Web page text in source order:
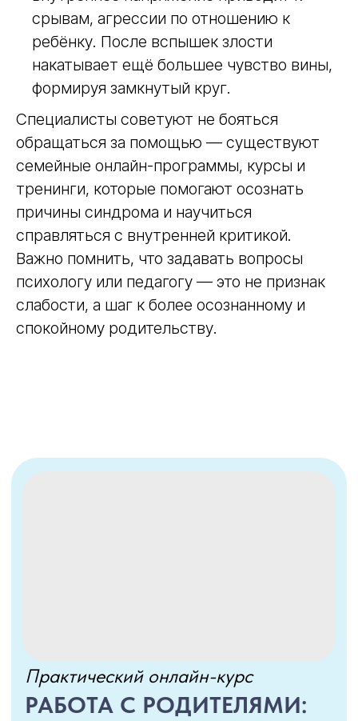
тело. Появляются тревожность,
бессонница, хроническая усталость,
раздражительность. В тяжёлых случаях
возможны депрессивные состояния,
квалифицированного психолога.
Иногда — агрессия и
раздражительность: Постоянное
внутреннее напряжение приводит к
срывам, агрессии по отношению к
ребёнку. После вспышек злости
накатывает ещё большее чувство вины,
формируя замкнутый круг.
Специалисты советуют не бояться
Важно помнить, что задавать вопросы